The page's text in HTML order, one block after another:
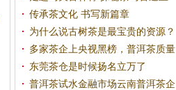
传承茶文化 书写新篇章
为什么说古树茶是最宝贵的资源？
多家茶企上央视黑榜，普洱茶质量
东莞茶仓是时候扬名立万了
普洱茶试水金融市场云南普洱茶企